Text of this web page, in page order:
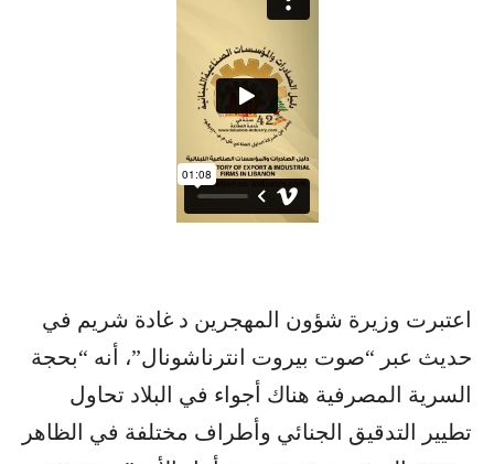
اعتبرت وزيرة شؤون المهجرين د غادة شريم في
حديث عبر “صوت بيروت انترناشونال”، أنه “بحجة
السرية المصرفية هناك أجواء في البلاد تحاول
تطيير التدقيق الجنائي وأطراف مختلفة في الظاهر